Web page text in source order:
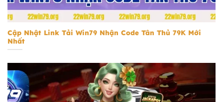
tải Win79 nhận code tân thủ 79k
Cập Nhật Link Tải Win79 Nhận Code Tân Thủ 79K Mới
Nhất